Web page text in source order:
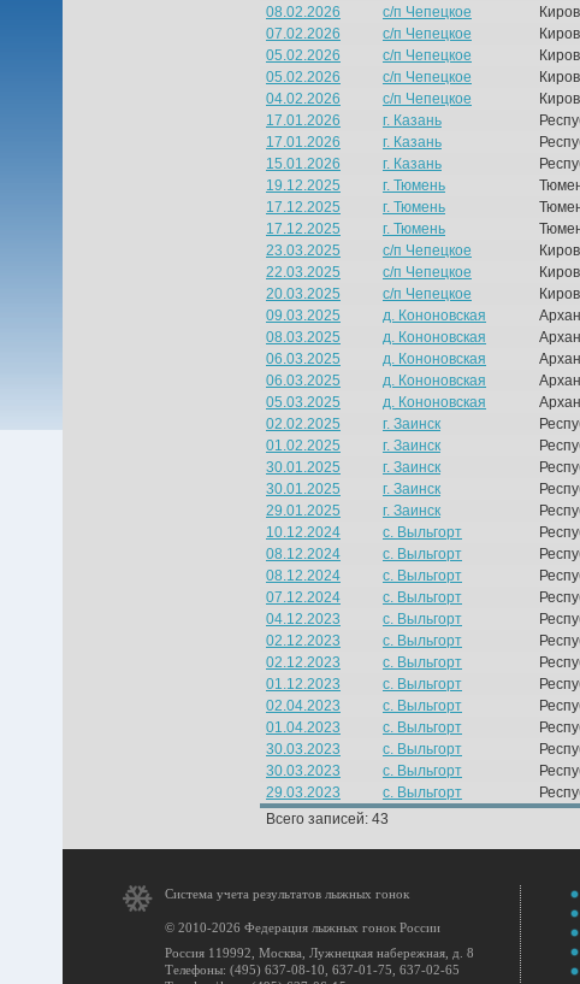
08.02.2026
с/п Чепецкое
07.02.2026
с/п Чепецкое
05.02.2026
с/п Чепецкое
05.02.2026
с/п Чепецкое
04.02.2026
с/п Чепецкое
17.01.2026
г. Казань
17.01.2026
г. Казань
15.01.2026
г. Казань
19.12.2025
г. Тюмень
17.12.2025
г. Тюмень
17.12.2025
г. Тюмень
23.03.2025
с/п Чепецкое
22.03.2025
с/п Чепецкое
20.03.2025
с/п Чепецкое
09.03.2025
д. Кононовская
08.03.2025
д. Кононовская
06.03.2025
д. Кононовская
06.03.2025
д. Кононовская
05.03.2025
д. Кононовская
02.02.2025
г. Заинск
01.02.2025
г. Заинск
30.01.2025
г. Заинск
30.01.2025
г. Заинск
29.01.2025
г. Заинск
10.12.2024
с. Выльгорт
08.12.2024
с. Выльгорт
08.12.2024
с. Выльгорт
07.12.2024
с. Выльгорт
04.12.2023
с. Выльгорт
02.12.2023
с. Выльгорт
02.12.2023
с. Выльгорт
01.12.2023
с. Выльгорт
02.04.2023
с. Выльгорт
01.04.2023
с. Выльгорт
30.03.2023
с. Выльгорт
30.03.2023
с. Выльгорт
29.03.2023
с. Выльгорт
Всего записей: 43
Система учета результатов лыжных гонок
© 2010-2026 Федерация лыжных гонок России
Россия 119992, Москва, Лужнецкая набережная, д. 8
Телефоны: (495) 637-08-10, 637-01-75, 637-02-65